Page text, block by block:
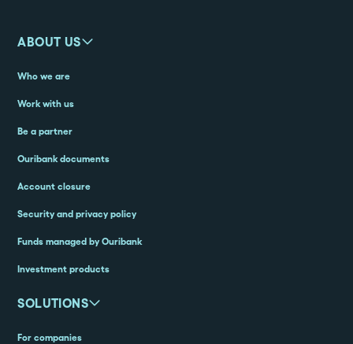
ABOUT US
Who we are
Work with us
Be a partner
Ouribank documents
Account closure
Security and privacy policy
Funds managed by Ouribank
Investment products
SOLUTIONS
For companies